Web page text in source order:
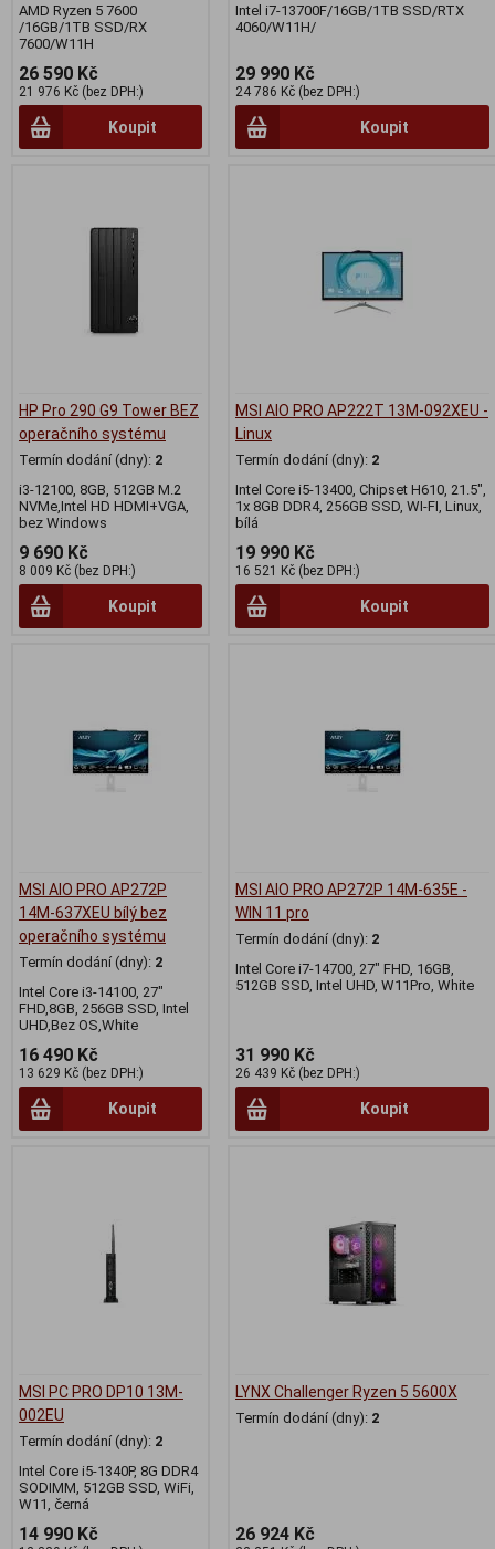
AMD Ryzen 5 7600
/16GB/1TB SSD/RX
7600/W11H
26 590 Kč
21 976 Kč (bez DPH:)
Koupit
Intel i7-13700F/16GB/1TB SSD/RTX
4060/W11H/
29 990 Kč
24 786 Kč (bez DPH:)
Koupit
HP Pro 290 G9 Tower BEZ
operačního systému
Termín dodání (dny): 2
i3-12100, 8GB, 512GB M.2
NVMe,Intel HD HDMI+VGA,
bez Windows
9 690 Kč
8 009 Kč (bez DPH:)
Koupit
MSI AIO PRO AP222T 13M-092XEU -
Linux
Termín dodání (dny): 2
Intel Core i5-13400, Chipset H610, 21.5",
1x 8GB DDR4, 256GB SSD, WI-FI, Linux,
bílá
19 990 Kč
16 521 Kč (bez DPH:)
Koupit
MSI AIO PRO AP272P
14M-637XEU bílý bez
operačního systému
Termín dodání (dny): 2
Intel Core i3-14100, 27"
FHD,8GB, 256GB SSD, Intel
UHD,Bez OS,White
16 490 Kč
13 629 Kč (bez DPH:)
Koupit
MSI AIO PRO AP272P 14M-635E -
WIN 11 pro
Termín dodání (dny): 2
Intel Core i7-14700, 27" FHD, 16GB,
512GB SSD, Intel UHD, W11Pro, White
31 990 Kč
26 439 Kč (bez DPH:)
Koupit
MSI PC PRO DP10 13M-
002EU
Termín dodání (dny): 2
Intel Core i5-1340P, 8G DDR4
SODIMM, 512GB SSD, WiFi,
W11, černá
14 990 Kč
LYNX Challenger Ryzen 5 5600X
Termín dodání (dny): 2
26 924 Kč